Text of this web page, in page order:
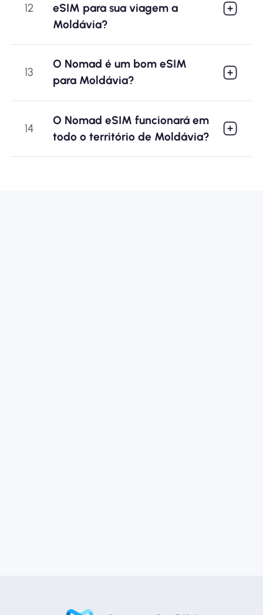
12
eSIM para sua viagem a
Moldávia?
13
O Nomad é um bom eSIM
para Moldávia?
14
O Nomad eSIM funcionará em
todo o território de Moldávia?